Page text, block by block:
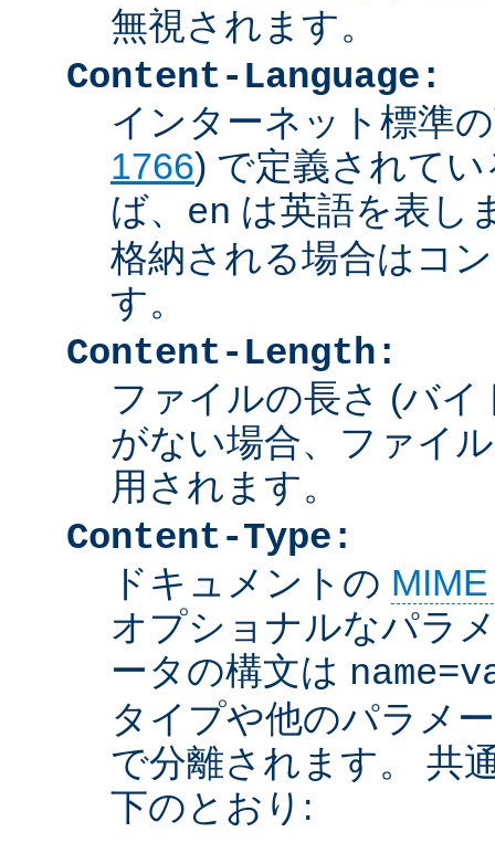
無視されます。
Content-Language:
インターネット標準
1766) で定義されて
ば、 en は英語を表し
格納される場合はコ
す。
Content-Length:
ファイルの長さ (バ
がない場合、ファイ
用されます。
Content-Type:
ドキュメントの
オプショナルなパラ
ータの構文は
タイプや他のパラメ
で分離されます。 共
下のとおり: